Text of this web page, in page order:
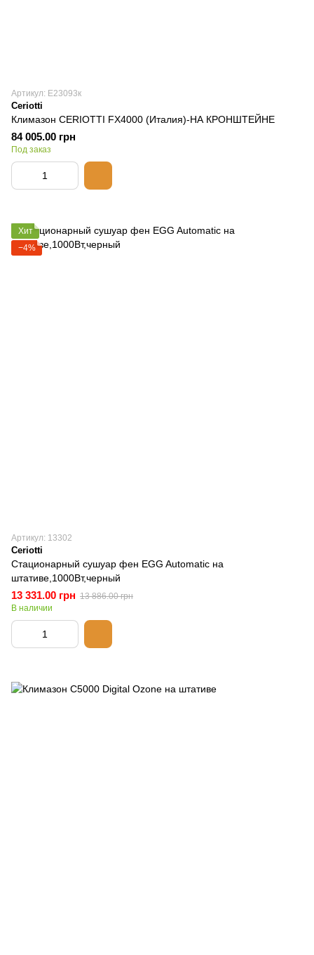
Артикул: E23093к
Ceriotti
Климазон CERIOTTI FX4000 (Италия)-НА КРОНШТЕЙНЕ
84 005.00 грн
Под заказ
Хит
−4%
Артикул: 13302
Ceriotti
Стационарный сушуар фен EGG Automatic на
штативе,1000Вт,черный
13 331.00 грн 13 886.00 грн
В наличии